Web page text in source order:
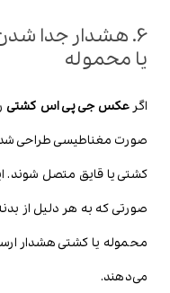
6. هشدار جدا
یا محموله
اگر عکس جی پی اس کشتی
صورت مغناطیسی طراحی
کشتی یا قایق متصل شوند.
صورتی که به هر دلیل از
می‌دهند.